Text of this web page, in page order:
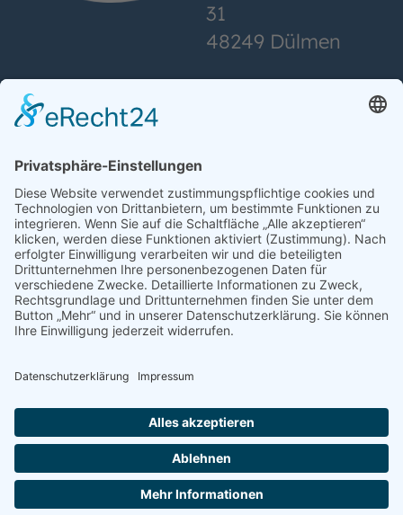
31
48249 Dülmen
Abteilungen
Basketball
Breitensport
Handball
Turnen
Volleyball
Links
Kontakt
Impressum
So erreichst du uns:
02594 787230
geschaeftsstelle@tvduelmen.de